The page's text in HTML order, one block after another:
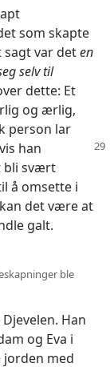
som skapte
sagt var deten
selv til
dette: Et
og ærlig,
person lar
han
bli svært
å omsette i
det være at
galt.
ble
Han
og Eva i
jorden med